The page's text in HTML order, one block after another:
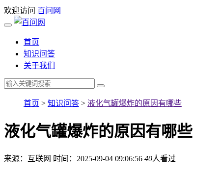
欢迎访问 百问网
首页
知识问答
关于我们
首页 > 知识问答 > 液化气罐爆炸的原因有哪些
液化气罐爆炸的原因有哪些
来源：互联网 时间：2025-09-04 09:06:56 40人看过